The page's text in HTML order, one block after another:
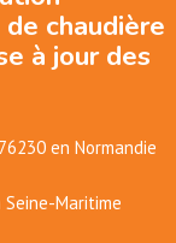
chaudière
à jour des
en Normandie
Seine-Maritime